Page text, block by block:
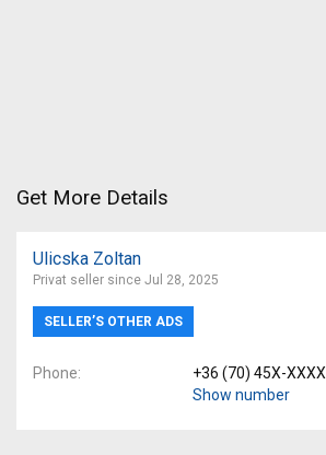
Get More Details
Ulicska Zoltan
Privat seller since Jul 28, 2025
SELLER’S OTHER ADS
Phone
+36 (70) 45X-XXXX
Show number